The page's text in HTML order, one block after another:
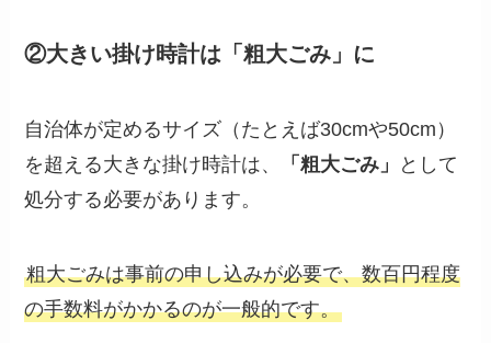
②大きい掛け時計は「粗大ごみ」に
自治体が定めるサイズ（たとえば30cmや50cm）
を超える大きな掛け時計は、
「粗大ごみ」
として
処分する必要があります。
粗大ごみは事前の申し込みが必要で、数百円程度
の手数料がかかるのが一般的です。